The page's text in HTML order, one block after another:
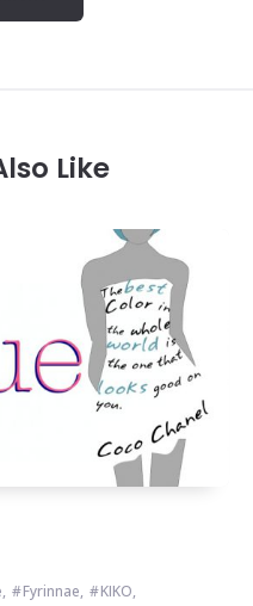
Like
, Fyrinnae, KIKO,